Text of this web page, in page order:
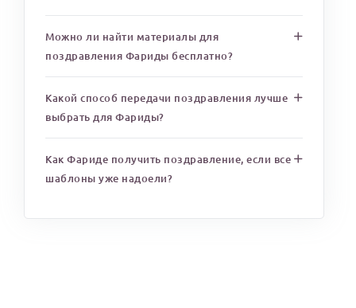
Можно ли найти материалы для
поздравления Фариды бесплатно?
Какой способ передачи поздравления лучше
выбрать для Фариды?
Как Фариде получить поздравление, если все
шаблоны уже надоели?